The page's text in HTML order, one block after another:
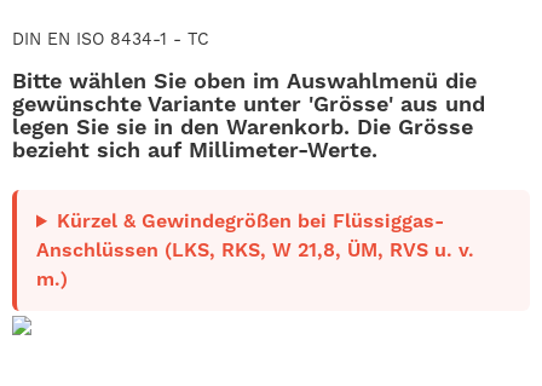
DIN EN ISO 8434-1 - TC
Bitte wählen Sie oben im Auswahlmenü die
gewünschte Variante unter 'Grösse' aus und
legen Sie sie in den Warenkorb. Die Grösse
bezieht sich auf Millimeter-Werte.
Kürzel & Gewindegrößen bei Flüssiggas-
Anschlüssen (LKS, RKS, W 21,8, ÜM, RVS u. v.
m.)